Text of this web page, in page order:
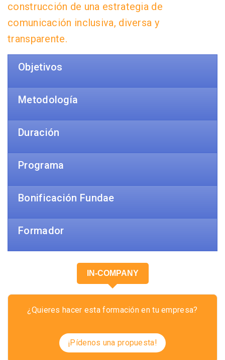
construcción de una estrategia de
comunicación inclusiva, diversa y
transparente.
Objetivos
Metodología
Duración
Programa
Bonificación Fundae
Formador
IN-COMPANY
¿Quieres hacer esta formación en tu empresa?
¡Pídenos una propuesta!